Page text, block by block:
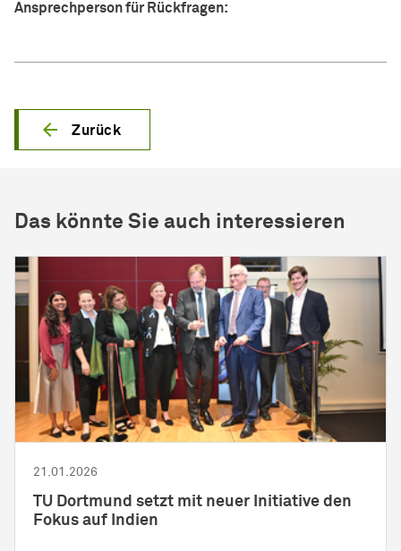
Ansprechperson für Rückfragen:
Zurück
Das könnte Sie auch interessieren
21.01.2026
TU Dortmund setzt mit neuer Initiative den
Fokus auf Indien